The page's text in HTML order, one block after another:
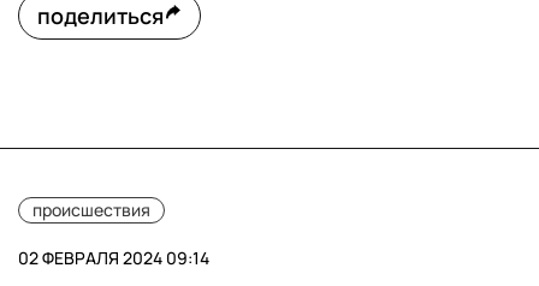
поделиться
происшествия
02 ФЕВРАЛЯ 2024 09:14